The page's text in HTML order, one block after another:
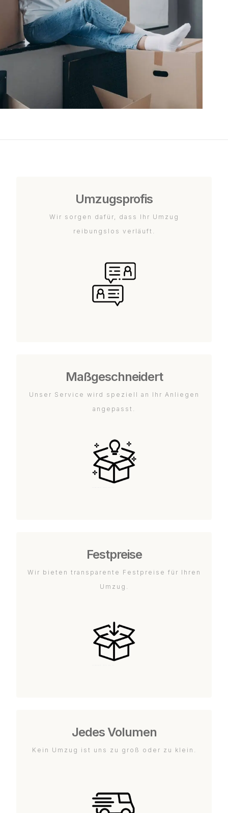
Umzugsprofis
Wir sorgen dafür, dass Ihr Umzug
reibungslos verläuft.
Maßgeschneidert
Unser Service wird speziell an Ihr Anliegen
angepasst.
Festpreise
Wir bieten transparente Festpreise für Ihren
Umzug.
Jedes Volumen
Kein Umzug ist uns zu groß oder zu klein.